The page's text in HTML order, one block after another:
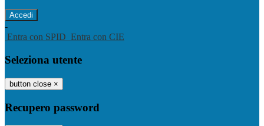
-
Entra con SPID Entra con CIE
Seleziona utente
button close ×
Recupero password